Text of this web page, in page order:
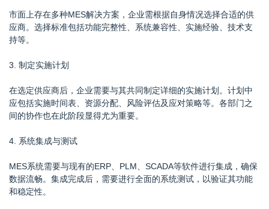
市面上存在多种MES解决方案，企业需根据自身情况选择合适的供
应商。选择标准包括功能完整性、系统兼容性、实施经验、技术支
持等。
3. 制定实施计划
在选定供应商后，企业需要与其共同制定详细的实施计划。计划中
应包括实施时间表、资源分配、风险评估及应对策略等。各部门之
间的协作也在此阶段显得尤为重要。
4. 系统集成与测试
MES系统需要与现有的ERP、PLM、SCADA等软件进行集成，确保
数据流畅。集成完成后，需要进行全面的系统测试，以验证其功能
和稳定性。